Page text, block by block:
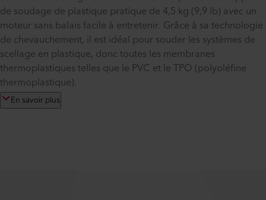
de soudage de plastique pratique de 4,5 kg (9,9 lb) avec un
moteur sans balais facile à entretenir. Grâce à sa technologie
de chevauchement, il est idéal pour souder les systèmes de
scellage en plastique, donc toutes les membranes
thermoplastiques telles que le PVC et le TPO (polyoléfine
thermoplastique).
En savoir plus